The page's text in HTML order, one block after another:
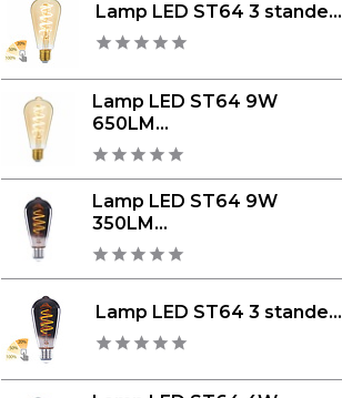
Lamp LED ST64 3 stande...
Lamp LED ST64 9W
650LM...
Lamp LED ST64 9W
350LM...
Lamp LED ST64 3 stande...